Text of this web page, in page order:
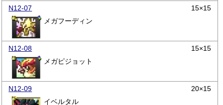
N12-07
15×15
メガフーディン
N12-08
15×15
メガピジョット
N12-09
20×15
イベルタル